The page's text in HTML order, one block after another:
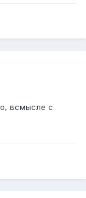
всмысле с